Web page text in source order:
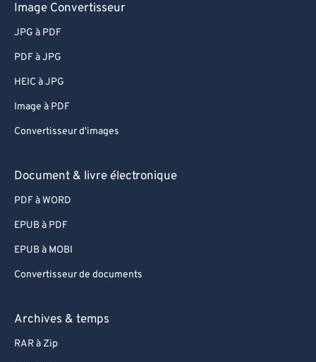
Image Convertisseur
JPG à PDF
PDF à JPG
HEIC à JPG
Image à PDF
Convertisseur d'images
Document & livre électronique
PDF à WORD
EPUB à PDF
EPUB à MOBI
Convertisseur de documents
Archives & temps
RAR à Zip